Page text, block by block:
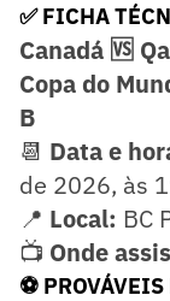
✅ FICHA
Canadá 🆚
Copa do
B
📆 Data e
de 2026, às
📍 Local: BC
📺 Onde
⚽